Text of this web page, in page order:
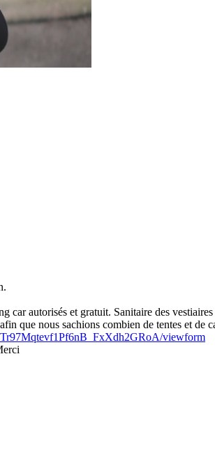
car autorisés et gratuit. Sanitaire des
que nous sachions combien de tentes et de
viewform